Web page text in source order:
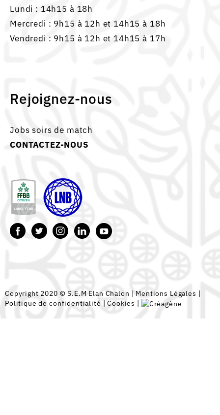
Lundi : 14h15 à 18h
Mercredi : 9h15 à 12h et 14h15 à 18h
Vendredi : 9h15 à 12h et 14h15 à 17h
Rejoignez-nous
Jobs soirs de match
CONTACTEZ-NOUS
Copyright 2020 © S.E.M Elan Chalon | Mentions Légales |
Politique de confidentialité |Cookies |